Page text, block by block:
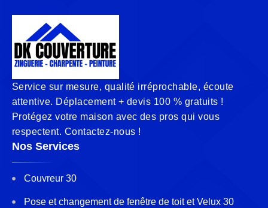
Service sur mesure, qualité irréprochable, écoute
attentive. Déplacement + devis 100 % gratuits !
Protégez votre maison avec des pros qui vous
respectent. Contactez-nous !
Nos Services
Couvreur 30
Pose et changement de fenêtre de toit et Velux 30